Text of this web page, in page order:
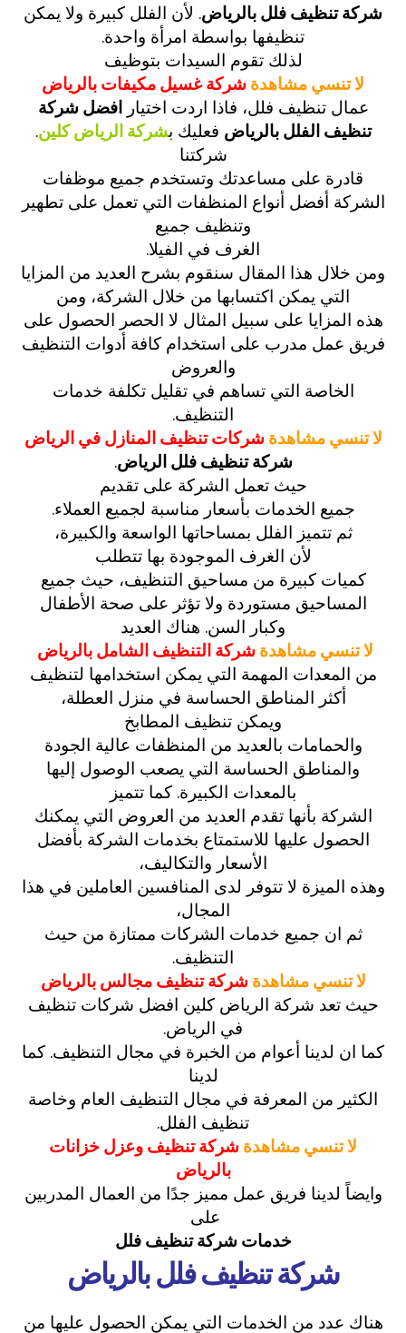
شركة تنظيف فلل بالرياض. لأن الفلل كبيرة ولا يمكن
تنظيفها بواسطة امرأة واحدة.
لذلك تقوم السيدات بتوظيف
لا تنسي مشاهدة شركة غسيل مكيفات بالرياض
عمال تنظيف فلل، فاذا اردت اختيارافضل شركة
تنظيف الفلل بالرياض فعليك بشركة الرياض كلين.
شركتنا
قادرة على مساعدتك وتستخدم جميع موظفات
الشركة أفضل أنواع المنظفات التي تعمل على تطهير
وتنظيف جميع
الغرف في الفيلا.
ومن خلال هذا المقال سنقوم بشرح العديد من المزايا
التي يمكن اكتسابها من خلال الشركة، ومن
هذه المزايا على سبيل المثال لا الحصر الحصول على
فريق عمل مدرب على استخدام كافة أدوات التنظيف
والعروض
الخاصة التي تساهم في تقليل تكلفة خدمات
التنظيف.
لا تنسي مشاهدة شركات تنظيف المنازل في الرياض
شركة تنظيف فلل الرياض.
حيث تعمل الشركة على تقديم
جميع الخدمات بأسعار مناسبة لجميع العملاء.
ثم تتميز الفلل بمساحاتها الواسعة والكبيرة،
لأن الغرف الموجودة بها تتطلب
كميات كبيرة من مساحيق التنظيف، حيث جميع
المساحيق مستوردة ولا تؤثر على صحة الأطفال
وكبار السن. هناك العديد
لا تنسي مشاهدةشركة التنظيف الشامل بالرياض
من المعدات المهمة التي يمكن استخدامها لتنظيف
أكثر المناطق الحساسة في منزل العطلة،
ويمكن تنظيف المطابخ
والحمامات بالعديد من المنظفات عالية الجودة
والمناطق الحساسة التي يصعب الوصول إليها
بالمعدات الكبيرة. كما تتميز
الشركة بأنها تقدم العديد من العروض التي يمكنك
الحصول عليها للاستمتاع بخدمات الشركة بأفضل
الأسعار والتكاليف،
وهذه الميزة لا تتوفر لدى المنافسين العاملين في هذا
المجال،
ثم ان جميع خدمات الشركات ممتازة من حيث
التنظيف.
لا تنسي مشاهدةشركة تنظيف مجالس بالرياض
حيث تعد شركة الرياض كلين افضل شركات تنظيف
في الرياض.
كما ان لدينا أعوام من الخبرة في مجال التنظيف. كما
لدينا
الكثير من المعرفة في مجال التنظيف العام وخاصة
تنظيف الفلل.
لا تنسي مشاهدة شركة تنظيف وعزل خزانات
بالرياض
وايضاً لدينا فريق عمل مميز جدًا من العمال المدربين
على
خدمات شركة تنظيف فلل
شركة تنظيف فلل بالرياض
هناك عدد من الخدمات التي يمكن الحصول عليها من